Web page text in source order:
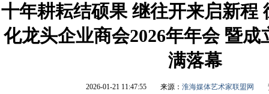
十年耕耘结硕果 继往开来启新程
化龙头企业商会2026年年会 暨成
满落幕
2026-01-21 11:47:55 来源：淮海媒体艺术家联盟网